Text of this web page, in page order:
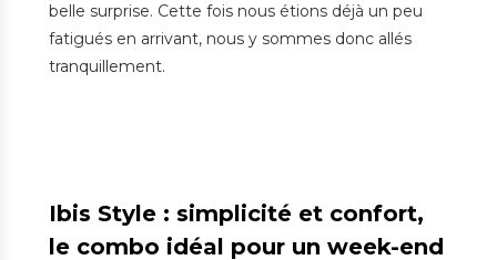
belle surprise. Cette fois nous étions déjà un peu
fatigués en arrivant, nous y sommes donc allés
tranquillement.
Ibis Style : simplicité et confort,
le combo idéal pour un week-end